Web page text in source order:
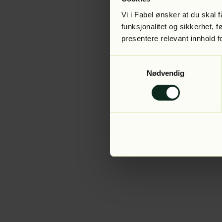
Vi i Fabel ønsker at du skal
funksjonalitet og sikkerhet,
presentere relevant innhold
Nødvendig
Application